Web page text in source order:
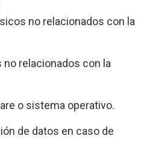
no relacionados con la
relacionados con la
o sistema operativo.
de datos en caso de